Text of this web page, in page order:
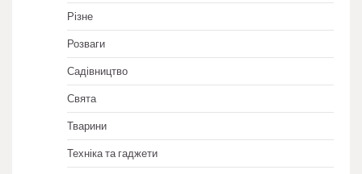
Різне
Розваги
Садівництво
Свята
Тварини
Техніка та гаджети